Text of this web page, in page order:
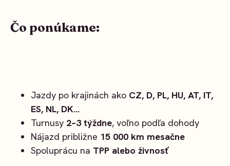
Čo ponúkame:
Jazdy po krajinách ako CZ, D, PL, HU, AT, IT,
ES, NL, DK...
Turnusy 2–3 týždne, voľno podľa dohody
Nájazd približne 15 000 km mesačne
Spoluprácu na TPP alebo živnosť